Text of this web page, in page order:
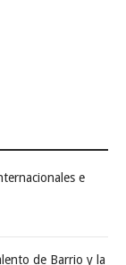
e
de Barrio y la